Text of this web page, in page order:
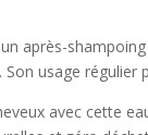
après-
usage
avec cette